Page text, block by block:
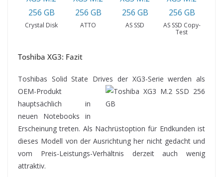
Crystal Disk ATTO AS SSD
AS SSD Copy-
Test
Toshiba XG3: Fazit
Toshibas Solid State Drives der XG3-Serie werden als
OEM-Produkt
hauptsächlich in
neuen Notebooks in
Erscheinung treten. Als Nachrüstoption für Endkunden ist
dieses Modell von der Ausrichtung her nicht gedacht und
vom Preis-Leistungs-Verhältnis derzeit auch wenig
attraktiv.